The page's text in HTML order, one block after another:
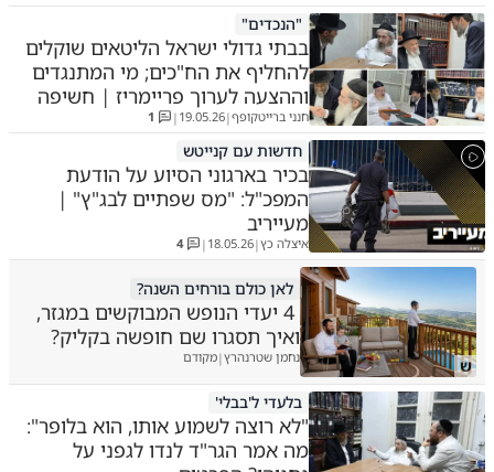
"הנכדים"
בבתי גדולי ישראל הליטאים שוקלים
להחליף את הח"כים; מי המתנגדים
וההצעה לערוך פריימריז | חשיפה
חנני ברייטקופף|
19.05.26
|
1
חדשות עם קנייטש
בכיר בארגוני הסיוע על הודעת
המפכ"ל: "מס שפתיים לבג"ץ" |
מעייריב
איצלה כץ|
18.05.26
|
4
ש
לאן כולם בורחים השנה?
4 יעדי הנופש המבוקשים במגזר,
ואיך תסגרו שם חופשה בקליק?
נחמן שטרנהרץ|מקודם
בלעדי ל'בבלי'
"לא רוצה לשמוע אותו, הוא בלופר":
מה אמר הגר"ד לנדו לגפני על